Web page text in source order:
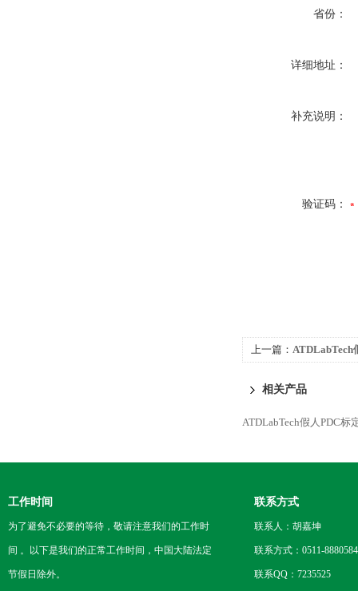
省份：
详细地址：
补充说明：
验证码：
上一篇： ATDLabTech
相关产品
ATDLabTech假人PDC标
工作时间
为了避免不必要的等待，敬请注意我们的工作时
间 。以下是我们的正常工作时间，中国大陆法定
节假日除外。
联系方式
联系人：胡嘉坤
联系方式：0511-
联系QQ：7235525